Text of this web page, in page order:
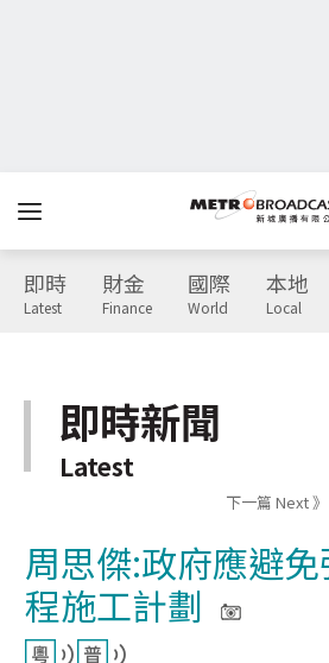
即時
Latest
財金
Finance
國際
World
本地
Local
即時新聞
Latest
下一篇 Next 》
周思傑:政府應避
程施工計劃